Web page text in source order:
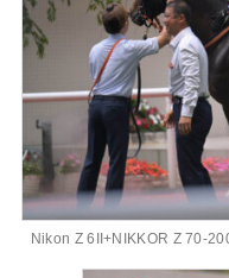
Nikon Z 6II+NIKKOR Z 70-